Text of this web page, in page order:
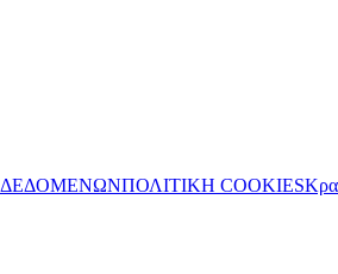
ΔΕΔΟΜΕΝΩΝΠΟΛΙΤΙΚΗ COOKIES